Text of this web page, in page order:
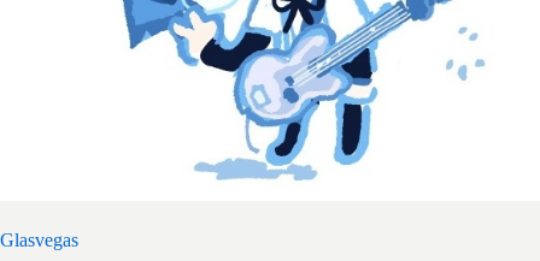
Glasvegas